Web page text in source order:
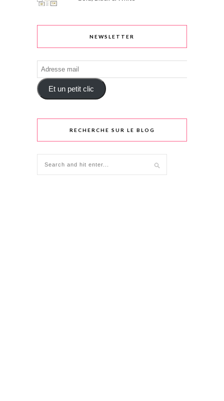
NEWSLETTER
Adresse
mail
Et un petit clic
RECHERCHE SUR LE BLOG